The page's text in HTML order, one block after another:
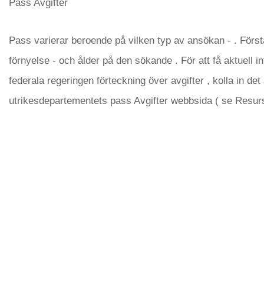
Pass Avgifter
Pass varierar beroende på vilken typ av ansökan - .
förnyelse - och ålder på den sökande . För att få aktuell
federala regeringen förteckning över avgifter , kolla in det
utrikesdepartementets pass Avgifter webbsida ( se